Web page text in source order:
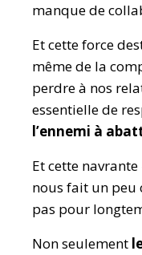
manque de
Et cette force
même de la
perdre à nos
essentielle de
l’ennemi à
Et cette
nous fait un peu
pas pour
Non seulement